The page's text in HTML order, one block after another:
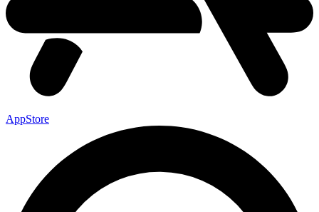
AppStore